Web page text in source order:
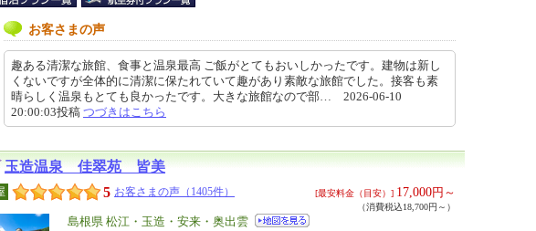
お客さまの声
趣ある清潔な旅館、食事と温泉最高 ご飯がとてもおいしかったです。建物は新し
くないですが全体的に清潔に保たれていて趣があり素敵な旅館でした。接客も素
晴らしく温泉もとても良かったです。大きな旅館なので部… 2026-06-10
20:00:03投稿 つづきはこちら
玉造温泉 佳翠苑 皆美
5 お客さまの声（1405件） [最安料金（目安）] 17,000円～
（消費税込18,700円～）
エ
島根県 松江・玉造・安来・奥出雲